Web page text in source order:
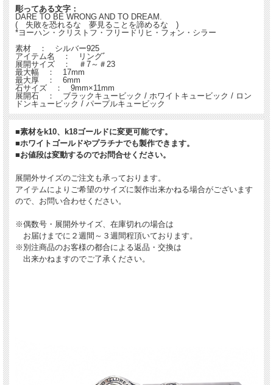
彫ってある文字：
DARE TO BE WRONG AND TO DREAM.
( 失敗を恐れるな 夢見ることを諦めるな )
*ヨーハン・クリストフ・フリードリヒ・フォン・シラー
素材 ： シルバー925
アイテム名 ： リングﾞ
展開サイズ ： ＃7～＃23
最大幅 ： 17mm
最大厚 ： 6mm
石サイズ ： 9mm×11mm
展開石 ： ブラックキュービック / ホワイトキュービック / ロン
ドンキュービック / パープルキュービック
■素材をk10、k18ゴールドに変更可能です。
■ホワイトゴールドやプラチナでも製作できます。
■お値段は変動するのでお問合せください。
展開外サイズのご注文も承っております。
アイテムによりご希望のサイズに製作出来かねる場合がございます
ので、お問い合わせください。
※偶数号・展開外サイズ、在庫切れの場合は
お届けまでに２週間～３週間程頂いております。
※別注商品のお客様の都合による返品・交換は
出来かねますのでご了承ください。